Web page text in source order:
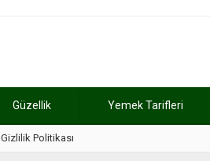
Güzellik Yemek Tarifleri
Dilan, düğününe 5 gün kala hayatını kaybetti